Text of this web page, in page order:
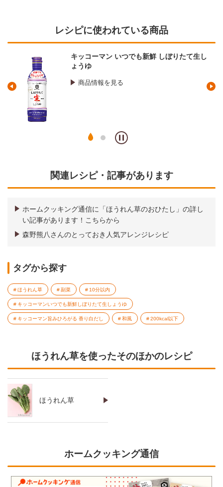
レシピに使われている商品
キッコーマン いつでも新鮮 しぼりたて生し
ょうゆ
商品情報を見る
関連レシピ・記事があります
ホームクッキング通信に「ほうれん草のおひたし」の詳し
い記事があります！こちらから
森野熊八さんのとっておき人気アレンジレシピ
タグから探す
ほうれん草 副菜 10分以内
キッコーマンいつでも新鮮しぼりたて生しょうゆ
キッコーマン旨みひろがる 香り白だし 和風 200kcal以下
ほうれん草を使ったそのほかのレシピ
ほうれん草
ホームクッキング通信